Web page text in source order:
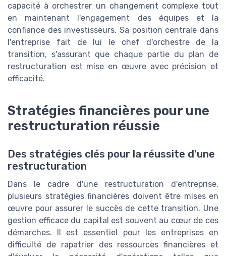
capacité à orchestrer un changement complexe tout
en maintenant l'engagement des équipes et la
confiance des investisseurs. Sa position centrale dans
l'entreprise fait de lui le chef d'orchestre de la
transition, s'assurant que chaque partie du plan de
restructuration est mise en œuvre avec précision et
efficacité.
Stratégies financières pour une
restructuration réussie
Des stratégies clés pour la réussite d'une
restructuration
Dans le cadre d'une restructuration d'entreprise,
plusieurs stratégies financières doivent être mises en
œuvre pour assurer le succès de cette transition. Une
gestion efficace du capital est souvent au cœur de ces
démarches. Il est essentiel pour les entreprises en
difficulté de rapatrier des ressources financières et